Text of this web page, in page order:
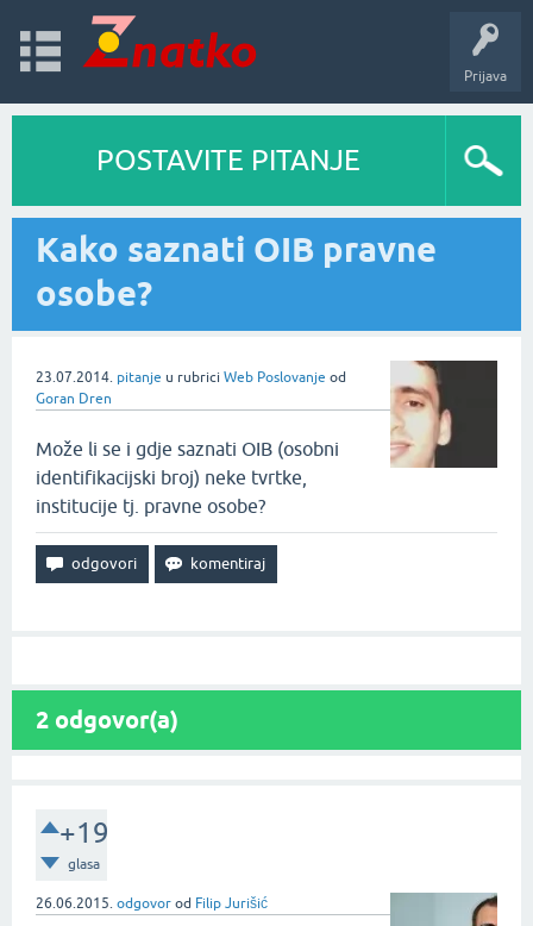
Prijava
POSTAVITE PITANJE
Kako saznati OIB pravne
osobe?
23.07.2014. pitanje u rubrici Web Poslovanje od
Goran Dren
Može li se i gdje saznati OIB (osobni
identifikacijski broj) neke tvrtke,
institucije tj. pravne osobe?
2 odgovor(a)
+19
glasa
26.06.2015. odgovor od Filip Jurišić